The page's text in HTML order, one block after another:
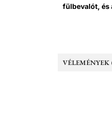
fülbevalót, és
VÉLEMÉNYEK